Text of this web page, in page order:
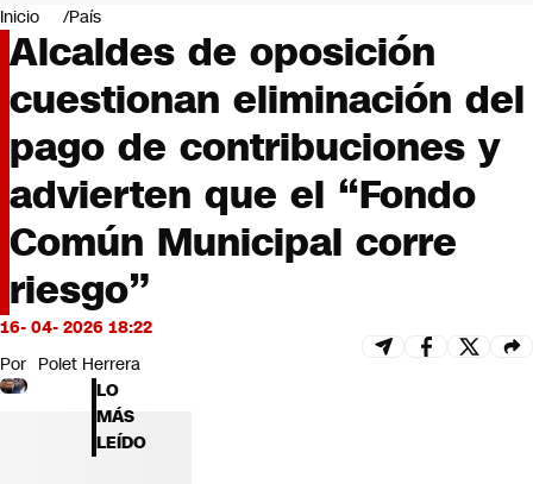
Negocios
Deportes
Programas completos
Cultura
Servicios
Bits
CNN Data
CNN tiempo
Futuro 360
Opinión
Inicio País
Alcaldes de oposición
cuestionan eliminación del
pago de contribuciones y
advierten que el “Fondo
Común Municipal corre
riesgo”
16- 04- 2026 18:22
Por Polet Herrera
LO
MÁS
LEÍDO